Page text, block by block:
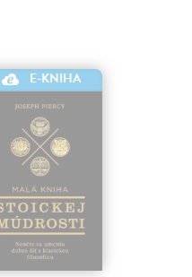
E-KNIHA